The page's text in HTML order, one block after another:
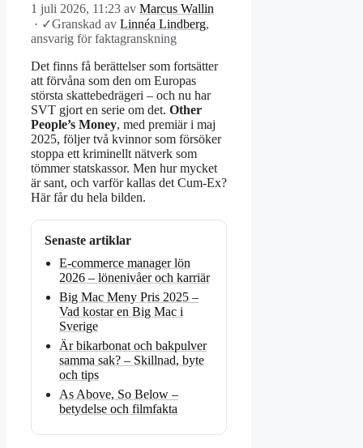
1 juli 2026, 11:23 av Marcus Wallin
· ✓Granskad av Linnéa Lindberg,
ansvarig för faktagranskning
Det finns få berättelser som fortsätter
att förvåna som den om Europas
största skattebedrägeri – och nu har
SVT gjort en serie om det. Other
People’s Money, med premiär i maj
2025, följer två kvinnor som försöker
stoppa ett kriminellt nätverk som
tömmer statskassor. Men hur mycket
är sant, och varför kallas det Cum-Ex?
Här får du hela bilden.
Senaste artiklar
E-commerce manager lön
2026 – lönenivåer och karriär
Big Mac Meny Pris 2025 –
Vad kostar en Big Mac i
Sverige
Är bikarbonat och bakpulver
samma sak? – Skillnad, byte
och tips
As Above, So Below –
betydelse och filmfakta